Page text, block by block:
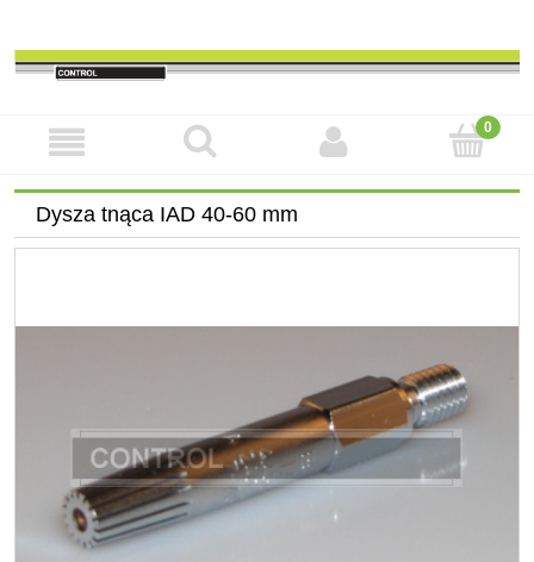
Dysza tnąca IAD 40-60 mm